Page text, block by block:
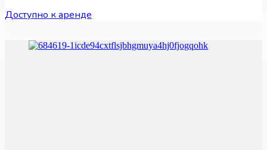
Доступно к аренде